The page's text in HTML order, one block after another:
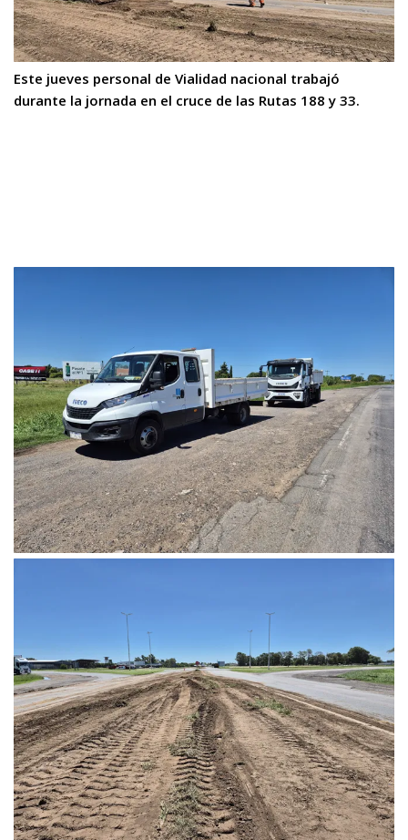
Este jueves personal de Vialidad nacional trabajó
durante la jornada en el cruce de las Rutas 188 y 33.